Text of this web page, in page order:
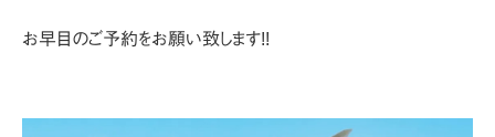
お早目のご予約をお願い致します!!